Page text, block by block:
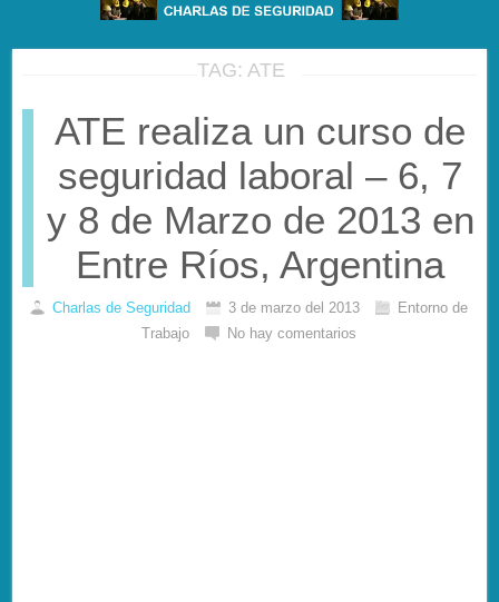
TAG: ATE
ATE realiza un curso de
seguridad laboral – 6, 7
y 8 de Marzo de 2013 en
Entre Ríos, Argentina
Charlas de Seguridad 3 de marzo del 2013
Entorno de
Trabajo
No hay comentarios